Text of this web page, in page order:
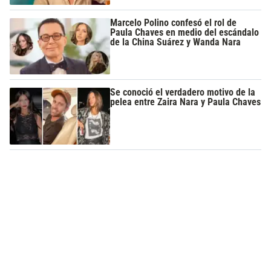
Marcelo Polino confesó el rol de
Paula Chaves en medio del escándalo
de la China Suárez y Wanda Nara
Se conoció el verdadero motivo de la
pelea entre Zaira Nara y Paula Chaves